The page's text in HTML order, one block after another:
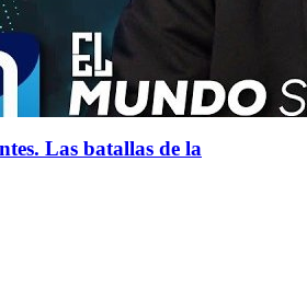
Las batallas de la